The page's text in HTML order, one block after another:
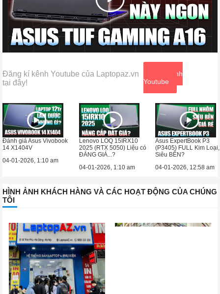
Đăng kí kênh Youtube của Laptopaz.vn
tại đây!
Xem kênh
Youtube
Đánh giá Asus Vivobook
14 X1404V
04-01-2026, 1:10 am
Lenovo LOQ 15IRX10
2025 (RTX 5050) Liệu có
ĐÁNG GIÁ...?
04-01-2026, 1:10 am
Asus ExpertBook P3
(P3405) FULL Kim Loại,
Siêu BỀN?
04-01-2026, 12:58 am
HÌNH ẢNH KHÁCH HÀNG VÀ CÁC HOẠT ĐỘNG CỦA CHÚNG
TÔI